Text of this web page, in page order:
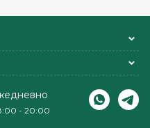
- 20:00